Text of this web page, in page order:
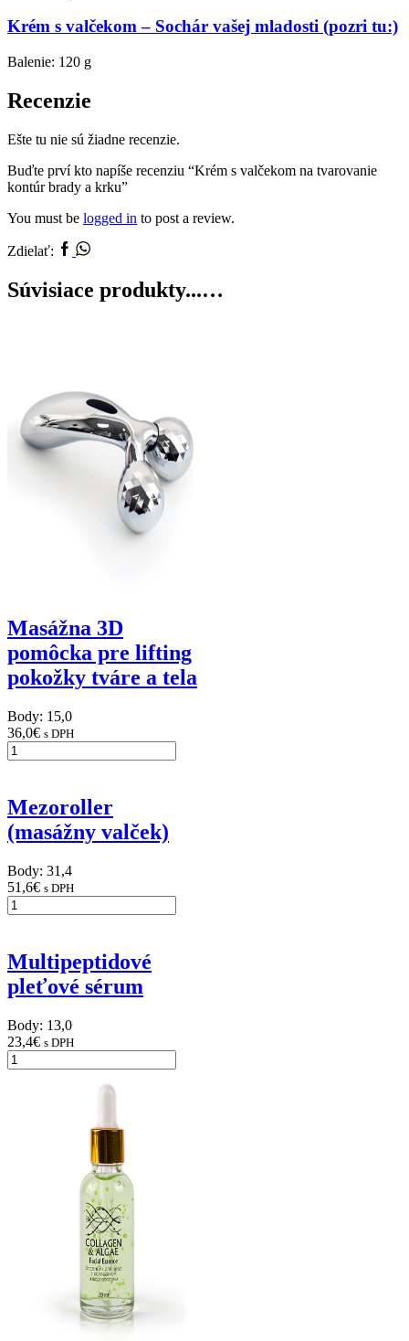
Krém s valčekom – Sochár vašej mladosti (pozri tu:)
Balenie: 120 g
Recenzie
Ešte tu nie sú žiadne recenzie.
Buďte prví kto napíše recenziu “Krém s valčekom na tvarovanie
kontúr brady a krku”
You must be logged in to post a review.
Zdielať:
Súvisiace produkty...…
Masážna 3D
pomôcka pre lifting
pokožky tváre a tela
Body: 15,0
36,0€ s DPH
Mezoroller
(masážny valček)
Body: 31,4
51,6€ s DPH
Multipeptidové
pleťové sérum
Body: 13,0
23,4€ s DPH